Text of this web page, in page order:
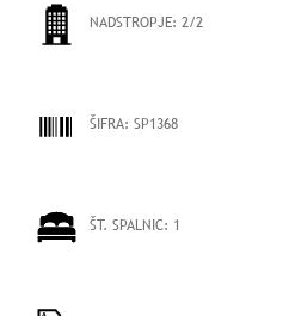
NADSTROPJE: 2/2
ŠIFRA: SP1368
ŠT. SPALNIC: 1